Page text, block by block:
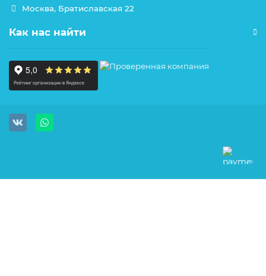
Москва, Братиславская 22
Как нас найти